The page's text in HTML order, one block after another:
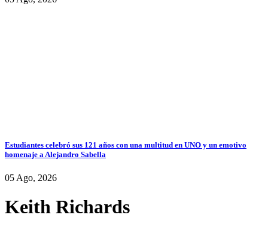
Estudiantes celebró sus 121 años con una multitud en UNO y un emotivo
homenaje a Alejandro Sabella
05 Ago, 2026
Keith Richards